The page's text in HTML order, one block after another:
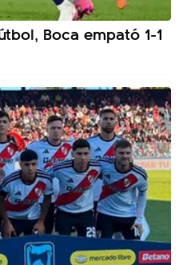
Boca empató 1-1